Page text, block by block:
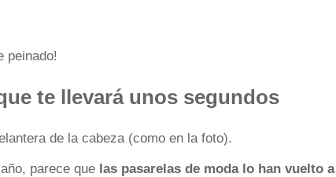
peinado!
te llevará unos segundos
de la cabeza (como en la foto).
parece que las pasarelas de moda lo han vuelto a